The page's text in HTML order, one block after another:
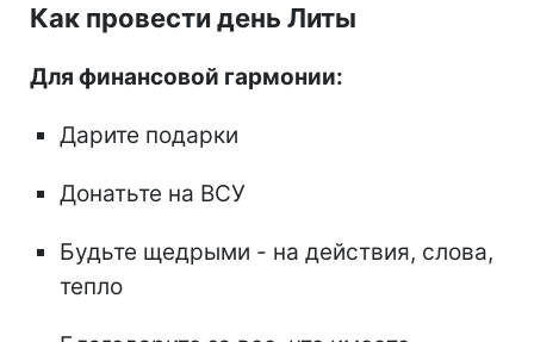
Как провести день Литы
Для финансовой гармонии:
Дарите подарки
Донатьте на ВСУ
Будьте щедрыми - на действия, слова,
тепло